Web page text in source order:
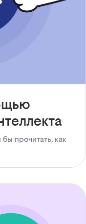
прочитать, как